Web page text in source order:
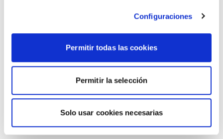
Configuraciones
Permitir todas las cookies
Permitir la selección
Solo usar cookies necesarias